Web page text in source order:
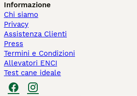
Informazione
Chi siamo
Privacy
Assistenza Clienti
Press
Termini e Condizioni
Allevatori ENCI
Test cane ideale